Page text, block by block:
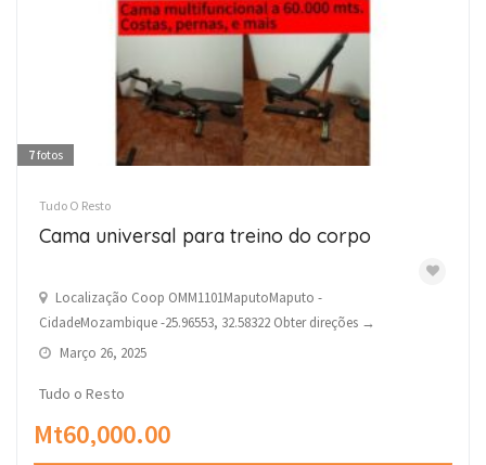
7fotos
Tudo O Resto
Cama universal para treino do corpo
Localização Coop OMM1101MaputoMaputo -
CidadeMozambique -25.96553, 32.58322 Obter direções →
Março 26, 2025
Tudo o Resto
Mt60,000.00